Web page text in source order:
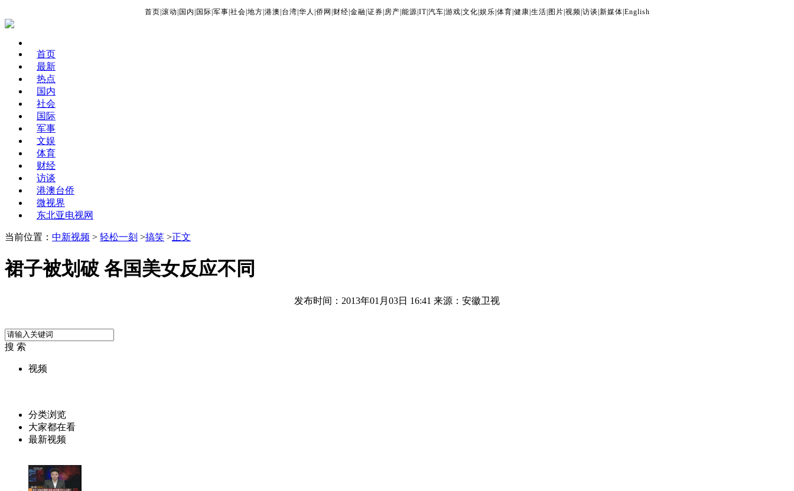
首页 滚动 国内 国际 军事 社会 地方 港澳 台湾 华人 侨网 财经 金融 证券 房产 能源 IT| 汽车 游戏 文化 娱乐 体育 健康 生活 图片 视频 访谈 新媒体 English
首页
最新
热点
国内
社会
国际
军事
文娱
体育
财经
访谈
港澳台侨
微视界
东北亚电视网
当前位置： 中新视频 > 轻松一刻 >搞笑 >正文
裙子被划破 各国美女反应不同
发布时间：2013年01月03日 16:41 来源：安徽卫视
搜 索
视频
分类浏览
大家都在看
最新视频